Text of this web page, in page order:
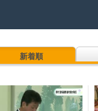
新着順